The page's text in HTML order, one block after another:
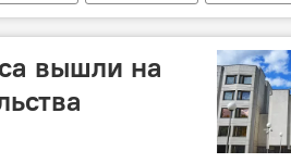
после выборов президента Белоруссии
вышли на